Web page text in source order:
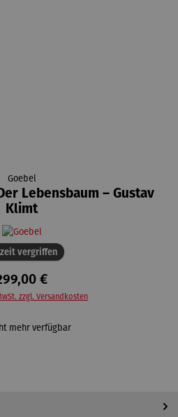
Goebel
Lebensbaum – Gustav
Klimt
vergriffen
€
zzgl. Versandkosten
mehr verfügbar